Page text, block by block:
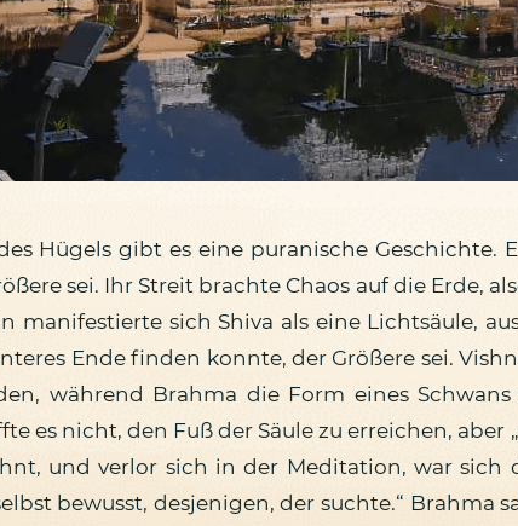
Hügels gibt es eine puranische
sei. Ihr Streit brachte Chaos auf die Erde,
manifestierte sich Shiva als eine Lichtsäule,
Ende finden konnte, der Größere sei.
während Brahma die Form eines
es nicht, den Fuß der Säule zu erreichen,
und verlor sich in der Meditation, war sich
bewusst, desjenigen, der suchte.“ Brahma